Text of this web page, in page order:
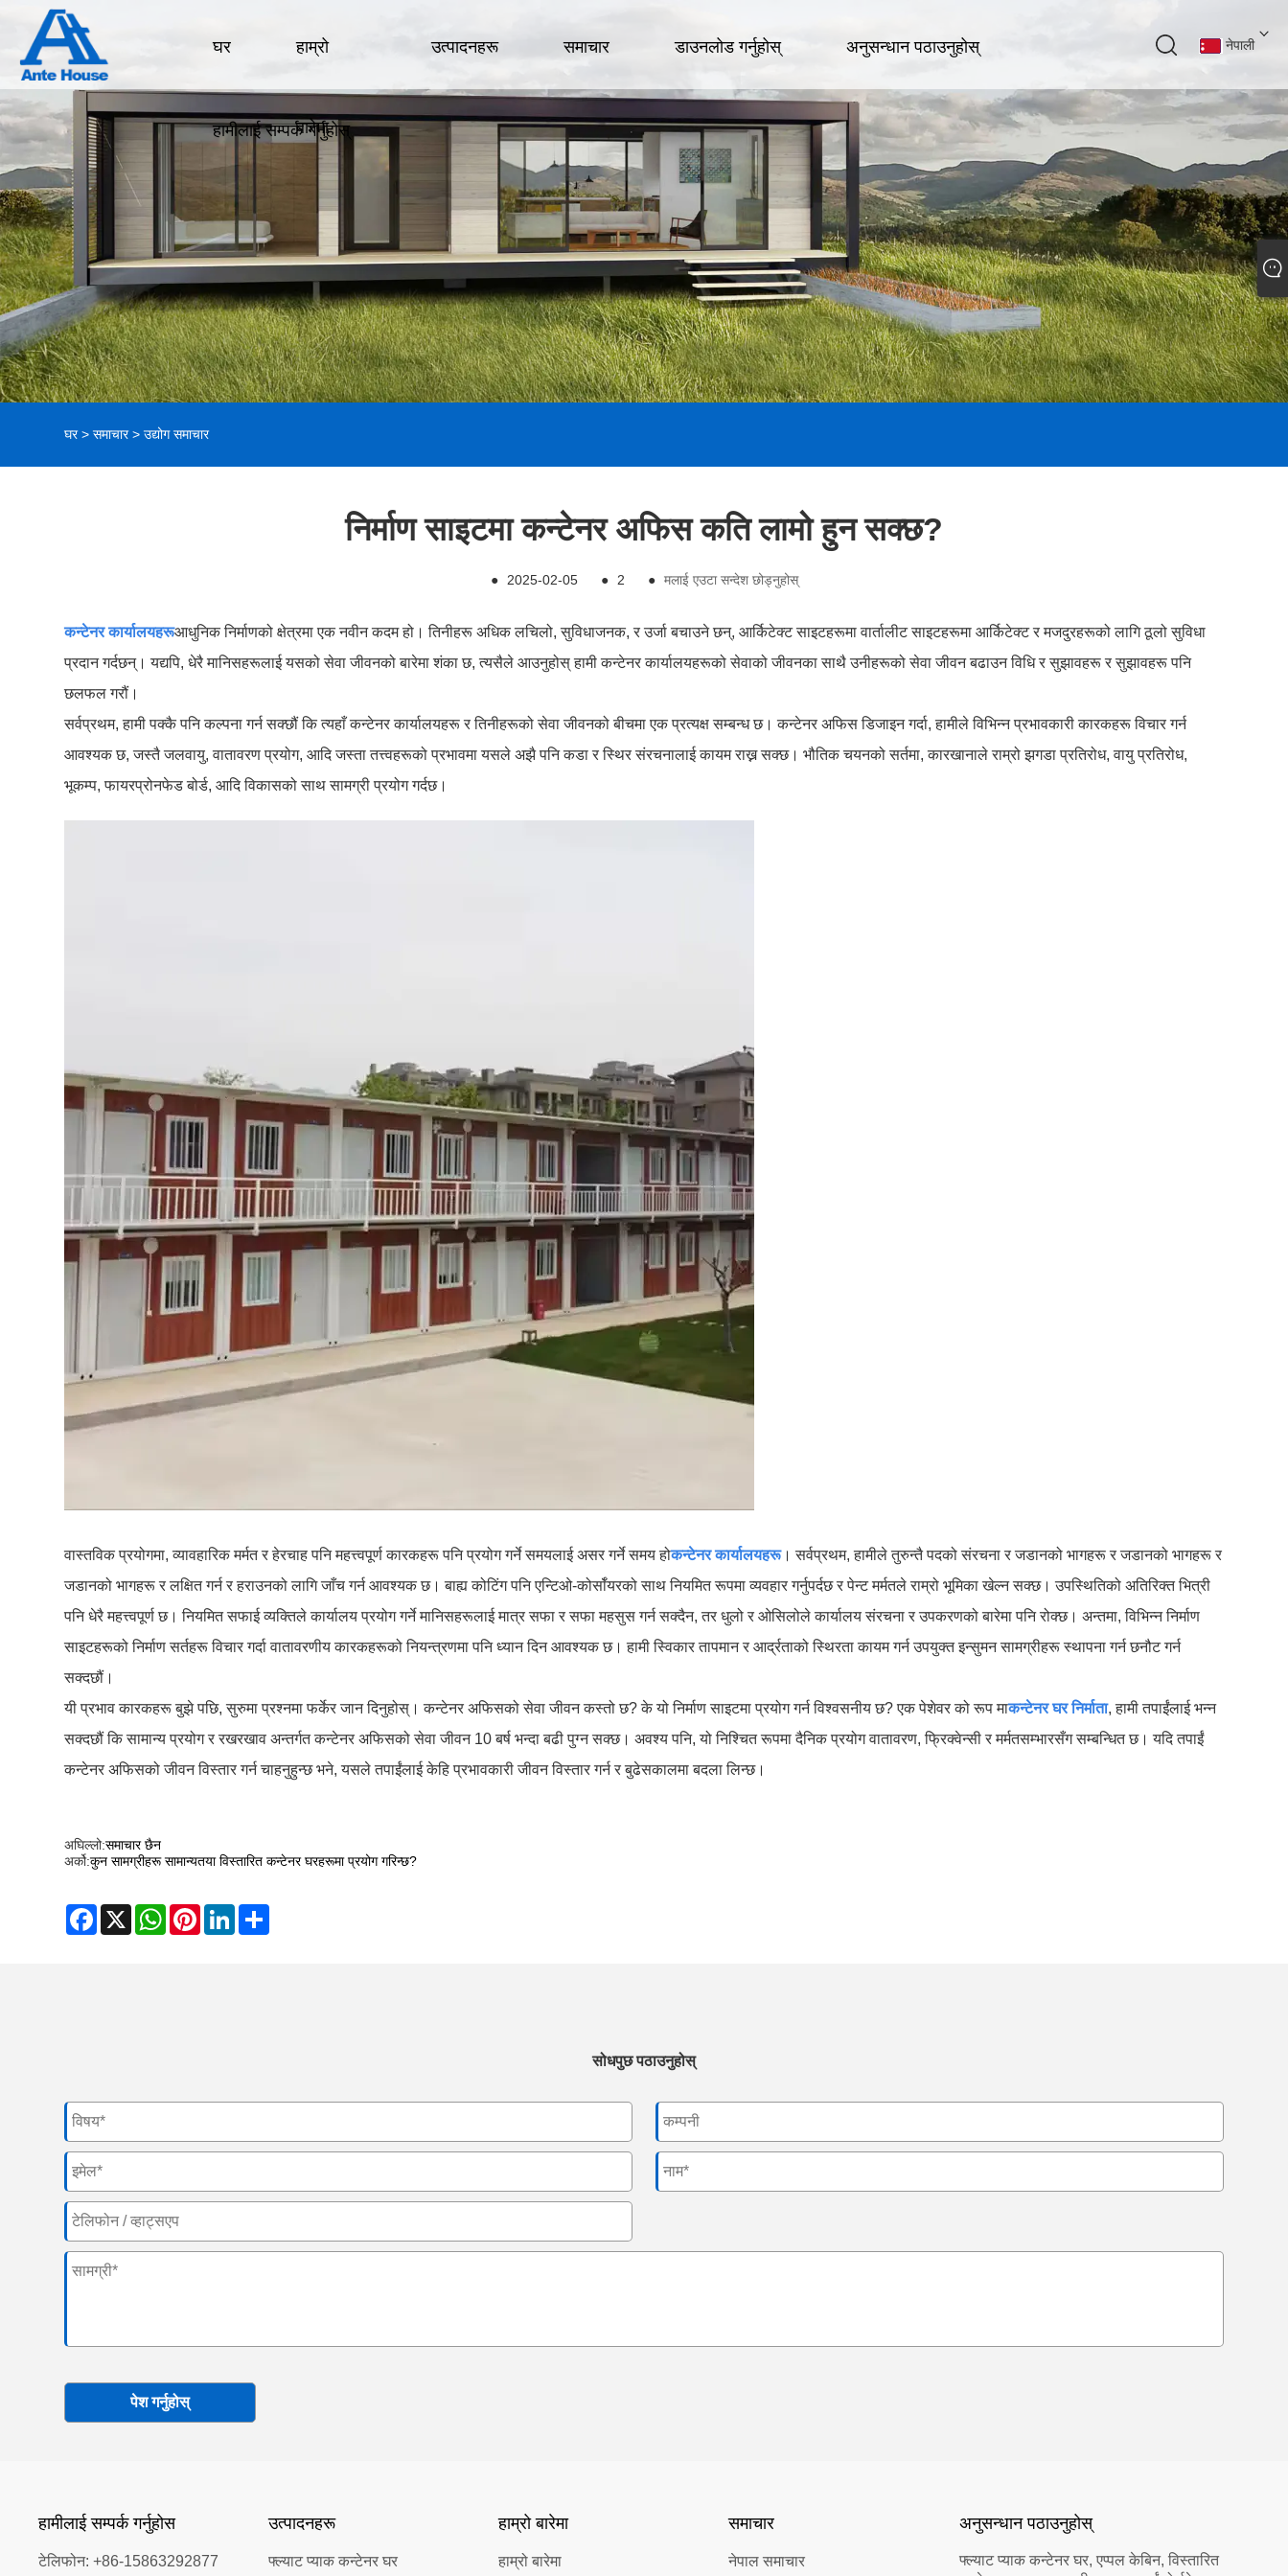
घर हाम्रो
बारेमा
उत्पादनहरू समाचार डाउनलोड गर्नुहोस् अनुसन्धान पठाउनुहोस्
हामीलाई सम्पर्क गर्नुहोस्
नेपाली
घर > समाचार>उद्योग समाचार
निर्माण साइटमा कन्टेनर अफिस कति लामो हुन सक्छ?
● 2025-02-05 ● 2 ● मलाई एउटा सन्देश छोड्नुहोस्
कन्टेनर कार्यालयहरूआधुनिक निर्माणको क्षेत्रमा एक नवीन कदम हो। तिनीहरू अधिक लचिलो, सुविधाजनक, र उर्जा बचाउने छन्, आर्किटेक्ट साइटहरूमा वार्तालीट साइटहरूमा आर्किटेक्ट र मजदुरहरूको लागि ठूलो सुविधा
प्रदान गर्दछन्। यद्यपि, धेरै मानिसहरूलाई यसको सेवा जीवनको बारेमा शंका छ, त्यसैले आउनुहोस् हामी कन्टेनर कार्यालयहरूको सेवाको जीवनका साथै उनीहरूको सेवा जीवन बढाउन विधि र सुझावहरू र सुझावहरू पनि
छलफल गरौं।
सर्वप्रथम, हामी पक्कै पनि कल्पना गर्न सक्छौं कि त्यहाँ कन्टेनर कार्यालयहरू र तिनीहरूको सेवा जीवनको बीचमा एक प्रत्यक्ष सम्बन्ध छ। कन्टेनर अफिस डिजाइन गर्दा, हामीले विभिन्न प्रभावकारी कारकहरू विचार गर्न
आवश्यक छ, जस्तै जलवायु, वातावरण प्रयोग, आदि जस्ता तत्त्वहरूको प्रभावमा यसले अझै पनि कडा र स्थिर संरचनालाई कायम राख्न सक्छ। भौतिक चयनको सर्तमा, कारखानाले राम्रो झगडा प्रतिरोध, वायु प्रतिरोध,
भूकम्प, फायरप्रोनफेड बोर्ड, आदि विकासको साथ सामग्री प्रयोग गर्दछ।
वास्तविक प्रयोगमा, व्यावहारिक मर्मत र हेरचाह पनि महत्त्वपूर्ण कारकहरू पनि प्रयोग गर्ने समयलाई असर गर्ने समय होकन्टेनर कार्यालयहरू। सर्वप्रथम, हामीले तुरुन्तै पदको संरचना र जडानको भागहरू र जडानको भागहरू र
जडानको भागहरू र लक्षित गर्न र हराउनको लागि जाँच गर्न आवश्यक छ। बाह्य कोटिंग पनि एन्टिओ-कोर्सॉयरको साथ नियमित रूपमा व्यवहार गर्नुपर्दछ र पेन्ट मर्मतले राम्रो भूमिका खेल्न सक्छ। उपस्थितिको अतिरिक्त भित्री
पनि धेरै महत्त्वपूर्ण छ। नियमित सफाई व्यक्तिले कार्यालय प्रयोग गर्ने मानिसहरूलाई मात्र सफा र सफा महसुस गर्न सक्दैन, तर धुलो र ओसिलोले कार्यालय संरचना र उपकरणको बारेमा पनि रोक्छ। अन्तमा, विभिन्न निर्माण
साइटहरूको निर्माण सर्तहरू विचार गर्दा वातावरणीय कारकहरूको नियन्त्रणमा पनि ध्यान दिन आवश्यक छ। हामी स्विकार तापमान र आर्द्रताको स्थिरता कायम गर्न उपयुक्त इन्सुमन सामग्रीहरू स्थापना गर्न छनौट गर्न
सक्दछौं।
यी प्रभाव कारकहरू बुझे पछि, सुरुमा प्रश्नमा फर्केर जान दिनुहोस्। कन्टेनर अफिसको सेवा जीवन कस्तो छ? के यो निर्माण साइटमा प्रयोग गर्न विश्वसनीय छ? एक पेशेवर को रूप माकन्टेनर घर निर्माता, हामी तपाईंलाई भन्न
सक्दछौं कि सामान्य प्रयोग र रखरखाव अन्तर्गत कन्टेनर अफिसको सेवा जीवन 10 बर्ष भन्दा बढी पुग्न सक्छ। अवश्य पनि, यो निश्चित रूपमा दैनिक प्रयोग वातावरण, फ्रिक्वेन्सी र मर्मतसम्भारसँग सम्बन्धित छ। यदि तपाईं
कन्टेनर अफिसको जीवन विस्तार गर्न चाहनुहुन्छ भने, यसले तपाईंलाई केहि प्रभावकारी जीवन विस्तार गर्न र बुढेसकालमा बदला लिन्छ।
अघिल्लो:समाचार छैन
अर्को:कुन सामग्रीहरू सामान्यतया विस्तारित कन्टेनर घरहरूमा प्रयोग गरिन्छ?
Facebook
X WhatsAppPinterestLinkedIn
सोधपुछ पठाउनुहोस्
पेश गर्नुहोस्
हामीलाई सम्पर्क गर्नुहोस
टेलिफोन: +86-15863292877
उत्पादनहरू
फ्ल्याट प्याक कन्टेनर घर
हाम्रो बारेमा
हाम्रो बारेमा
समाचार
नेपाल समाचार
अनुसन्धान पठाउनुहोस्
फ्ल्याट प्याक कन्टेनर घर, एप्पल केबिन, विस्तारित